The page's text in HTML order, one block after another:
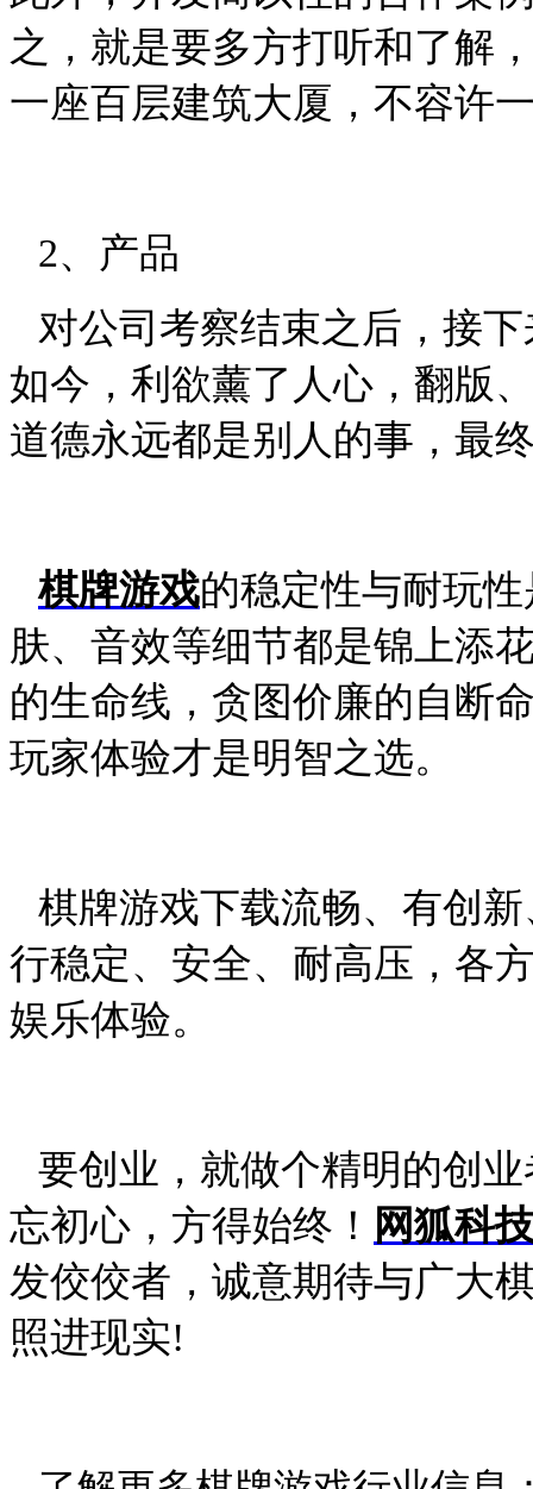
之，就是要多方打听和了解
一座百层建筑大厦，不容许
2、产品
对公司考察结束之后，接
如今，利欲薰了人心，翻版
道德永远都是别人的事，最
棋牌游戏的稳定性与耐玩
肤、音效等细节都是锦上添
的生命线，贪图价廉的自断
玩家体验才是明智之选。
棋牌游戏下载流畅、有创
行稳定、安全、耐高压，各
娱乐体验。
要创业，就做个精明的创
忘初心，方得始终！ 网狐科
发佼佼者，诚意期待与广大
照进现实!